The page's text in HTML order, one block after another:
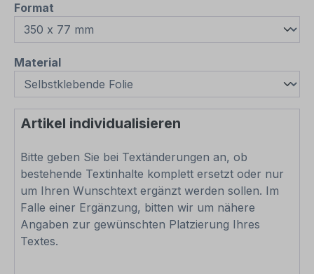
Format
Materialauswählen
Artikel individualisieren
Bitte geben Sie bei Textänderungen an, ob
bestehende Textinhalte komplett ersetzt oder nur
um Ihren Wunschtext ergänzt werden sollen. Im
Falle einer Ergänzung, bitten wir um nähere
Angaben zur gewünschten Platzierung Ihres
Textes.